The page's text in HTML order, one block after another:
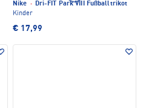
Nike · Dri-FIT Park VIII Fußballtrikot
Kinder
€ 17,99